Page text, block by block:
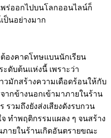
พร่ออกไปบนโลกออนไลน์ก็
ป็นอย่างมาก
ต้องคาดโทษแบนนักเรียน
ดับต้นแห่งนี้ เพราะว่า
วมักสร้างความเดือดร้อนให้กับ
ากข้างนอกเข้ามาภายในร้าน
รวมถึงยังส่งเสียงดังรบกวน
ทำพฤติกรรมแผลง ๆ จนสร้าง
ภายในร้านเกิดอันตรายขณะ